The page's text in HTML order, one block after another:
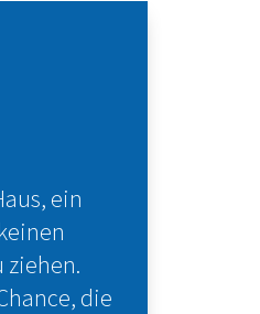
ein
ziehen.
die